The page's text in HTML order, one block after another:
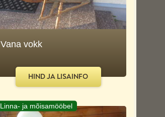
Vana vokk
HIND JA LISAINFO
Linna- ja mõisamööbel